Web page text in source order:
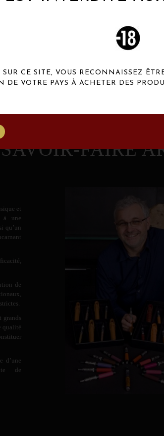
SAVOIR-FAIRE
et
à une
qu’un
de
grands
qualité
d’une
de
CE SITE, VOUS RECONNAISSEZ
DE VOTRE PAYS À ACHETER DES